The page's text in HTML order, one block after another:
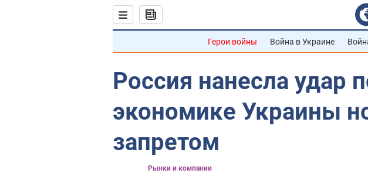
Герои войны Война в Украине
Россия нанесла удар
экономике Украины
запретом
Рынки и компании